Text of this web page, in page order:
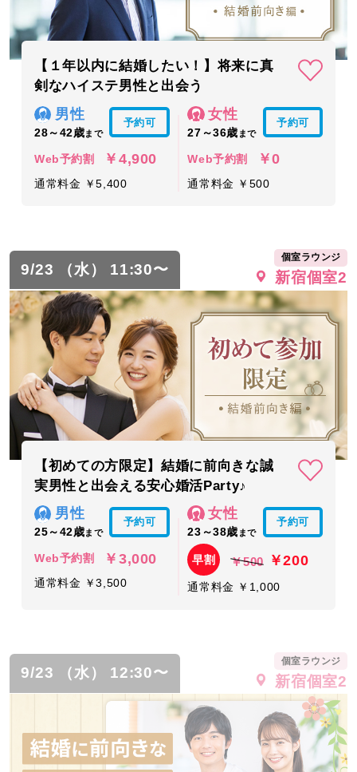
【１年以内に結婚したい！】将来に真
剣なハイステ男性と出会う
男性
28～42歳まで
予約可
Web予約割 ￥4,900
通常料金 ￥5,400
女性
27～36歳 まで
予約可
Web予約割 ￥0
通常料金 ￥500
9/23 （水） 11:30〜
個室ラウンジ
新宿個室2
【初めての方限定】結婚に前向きな誠
実男性と出会える安心婚活Party♪
男性
25～42歳まで
予約可
Web予約割 ￥3,000
通常料金 ￥3,500
女性
23～38歳 まで
予約可
早割 ￥500 ￥200
通常料金 ￥1,000
9/23 （水） 12:30〜
個室ラウンジ
新宿個室2